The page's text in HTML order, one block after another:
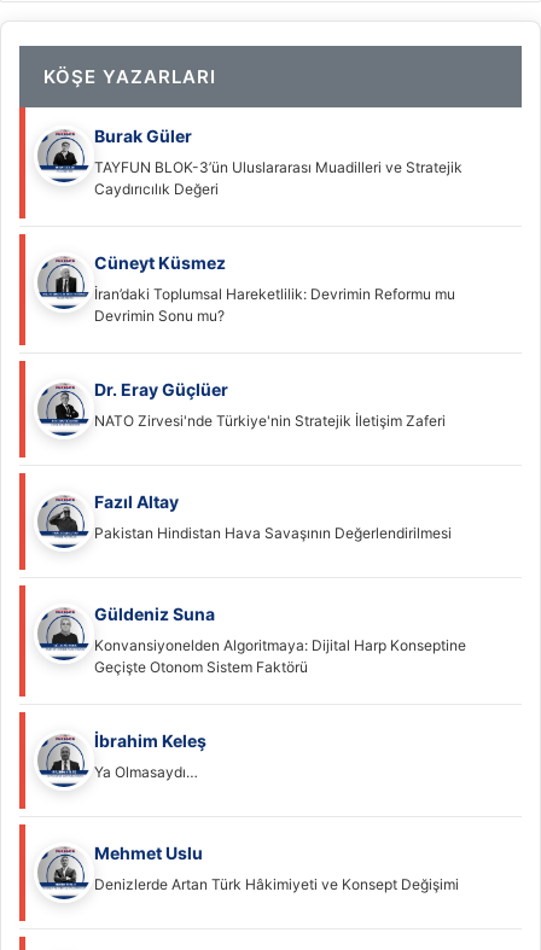
KÖŞE YAZARLARI
Burak Güler
TAYFUN BLOK-3’ün Uluslararası Muadilleri ve Stratejik
Caydırıcılık Değeri
Cüneyt Küsmez
İran’daki Toplumsal Hareketlilik: Devrimin Reformu mu
Devrimin Sonu mu?
Dr. Eray Güçlüer
NATO Zirvesi'nde Türkiye'nin Stratejik İletişim Zaferi
Fazıl Altay
Pakistan Hindistan Hava Savaşının Değerlendirilmesi
Güldeniz Suna
Konvansiyonelden Algoritmaya: Dijital Harp Konseptine
Geçişte Otonom Sistem Faktörü
İbrahim Keleş
Ya Olmasaydı…
Mehmet Uslu
Denizlerde Artan Türk Hâkimiyeti ve Konsept Değişimi